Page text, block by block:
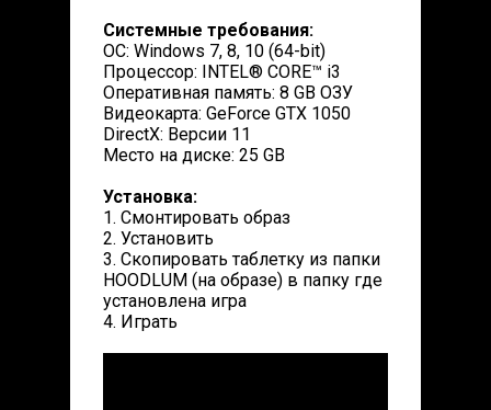
Системные требования:
ОС: Windows 7, 8, 10 (64-bit)
Процессор: INTEL® CORE™ i3
Оперативная память: 8 GB ОЗУ
Видеокарта: GeForce GTX 1050
DirectX: Версии 11
Место на диске: 25 GB
Установка:
1. Смонтировать образ
2. Установить
3. Скопировать таблетку из папки
HOODLUM (на образе) в папку где
установлена игра
4. Играть